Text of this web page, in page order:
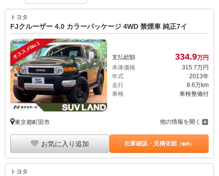
トヨタ
FJクルーザー 4.0 カラーパッケージ 4WD 禁煙車 純正7イ
オススメNo.1 支払総額 334.9万円
本体価格
315.7万円
年式
2013年
走行
8.6万km
車検
車検整備付
東京都町田市 他の情報を開く
お気に入り追加 在庫確認・見積依頼（無料）
トヨタ